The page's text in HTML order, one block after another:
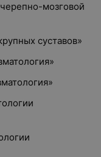
мозговой
суставов»